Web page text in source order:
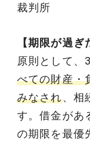
裁判所
【期限が過ぎ
原則として、
べての財産・
みなされ、相
す。借金があ
の期限を最優